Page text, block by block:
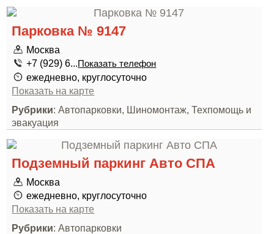
Парковка № 9147
Москва
+7 (929) 6...Показать телефон
ежедневно, круглосуточно
Показать на карте
Рубрики: Автопарковки, Шиномонтаж, Техпомощь и
эвакуация
Подземный паркинг Авто СПА
Москва
ежедневно, круглосуточно
Показать на карте
Рубрики: Автопарковки